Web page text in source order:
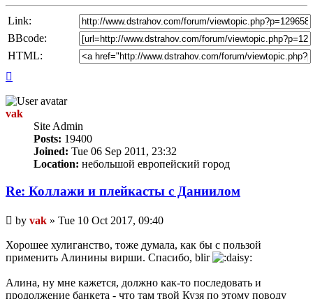
Link:
BBcode:
HTML:
vak
Site Admin
Posts: 19400
Joined: Tue 06 Sep 2011, 23:32
Location: небольшой европейский город
Re: Коллажи и плейкасты с Даниилом
Unread
post
by vak » Tue 10 Oct 2017, 09:40
Хорошее хулиганство, тоже думала, как бы с пользой
применить Алинины вирши. Спасибо, blir
Алина, ну мне кажется, должно как-то последовать и
продолжение банкета - что там твой Кузя по этому поводу